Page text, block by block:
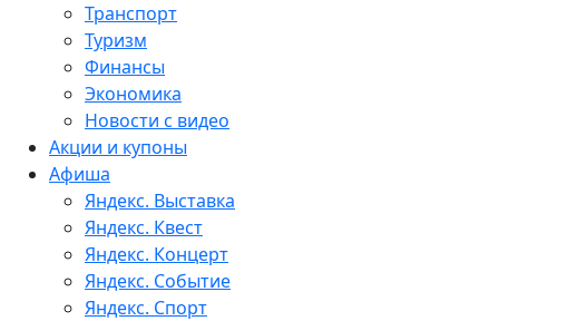
Транспорт
Туризм
Финансы
Экономика
Новости с видео
Акции и купоны
Афиша
Яндекс. Выставка
Яндекс. Квест
Яндекс. Концерт
Яндекс. Событие
Яндекс. Спорт